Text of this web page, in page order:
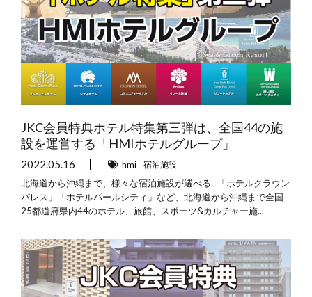
JKC会員特典ホテル特集第三弾は、全国44の施
設を運営する「HMIホテルグループ」
2022.05.16 hmi 宿泊施設
北海道から沖縄まで、様々な宿泊施設が選べる 「ホテルクラウン
パレス」「ホテルパールシティ」など、北海道から沖縄まで全国
25都道府県内44のホテル、旅館、スポーツ&カルチャー施...